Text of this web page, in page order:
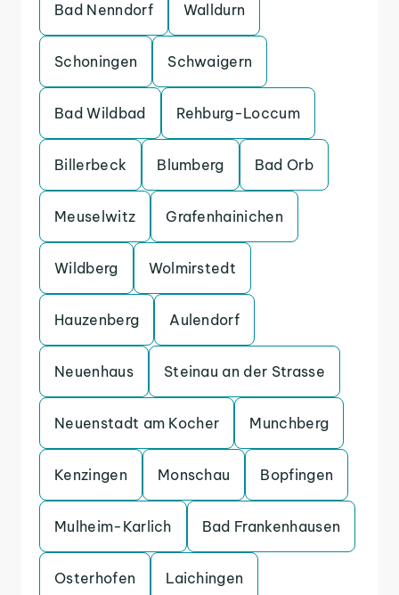
Bad Nenndorf Walldurn
Schoningen Schwaigern
Bad Wildbad Rehburg-Loccum
Billerbeck Blumberg Bad Orb
Meuselwitz Grafenhainichen
Wildberg Wolmirstedt
Hauzenberg Aulendorf
Neuenhaus Steinau an der Strasse
Neuenstadt am Kocher Munchberg
Kenzingen Monschau Bopfingen
Mulheim-Karlich Bad Frankenhausen
Osterhofen Laichingen